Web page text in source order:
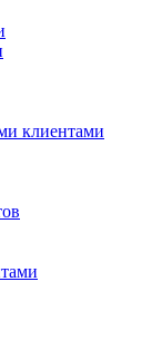
клиентами